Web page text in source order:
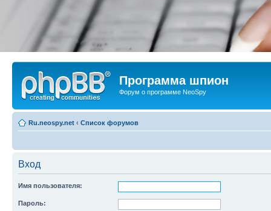
Программа шпион
Форум о программе NeoSpy
Ru.neospy.net ‹ Список форумов
Вход
Имя пользователя:
Пароль: